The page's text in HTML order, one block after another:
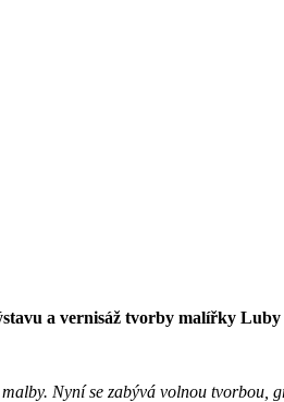
a vernisáž tvorby malířky
Nyní se zabývá volnou tvorbou,